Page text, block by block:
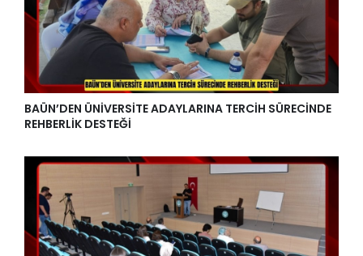
BAÜN’DEN ÜNİVERSİTE ADAYLARINA TERCİH SÜRECİNDE
REHBERLİK DESTEĞİ